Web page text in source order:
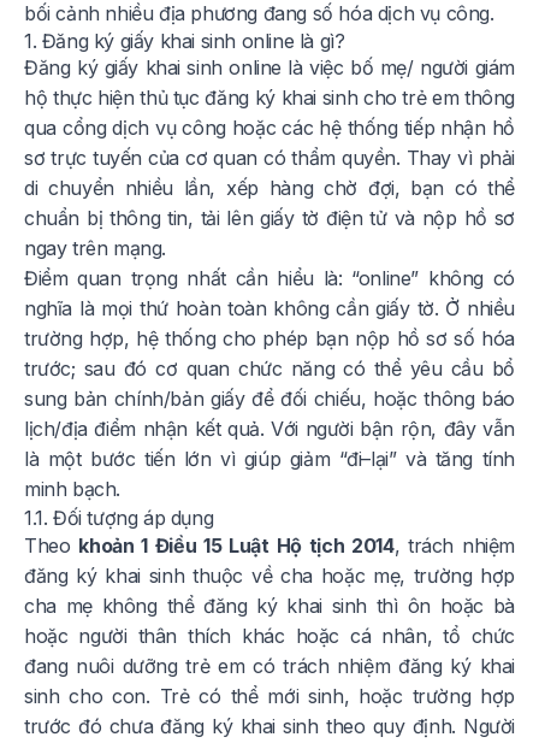
bối cảnh nhiều địa phương đang số hóa dịch vụ công.
1. Đăng ký giấy khai sinh online là gì?
Đăng ký giấy khai sinh online là việc bố mẹ/ người giám
hộ thực hiện thủ tục đăng ký khai sinh cho trẻ em thông
qua cổng dịch vụ công hoặc các hệ thống tiếp nhận hồ
sơ trực tuyến của cơ quan có thẩm quyền. Thay vì phải
di chuyển nhiều lần, xếp hàng chờ đợi, bạn có thể
chuẩn bị thông tin, tải lên giấy tờ điện tử và nộp hồ sơ
ngay trên mạng.
Điểm quan trọng nhất cần hiểu là: “online” không có
nghĩa là mọi thứ hoàn toàn không cần giấy tờ. Ở nhiều
trường hợp, hệ thống cho phép bạn nộp hồ sơ số hóa
trước; sau đó cơ quan chức năng có thể yêu cầu bổ
sung bản chính/bản giấy để đối chiếu, hoặc thông báo
lịch/địa điểm nhận kết quả. Với người bận rộn, đây vẫn
là một bước tiến lớn vì giúp giảm “đi–lại” và tăng tính
minh bạch.
1.1. Đối tượng áp dụng
Theo khoản 1 Điều 15 Luật Hộ tịch 2014, trách nhiệm
đăng ký khai sinh thuộc về cha hoặc mẹ, trường hợp
cha mẹ không thể đăng ký khai sinh thì ôn hoặc bà
hoặc người thân thích khác hoặc cá nhân, tổ chức
đang nuôi dưỡng trẻ em có trách nhiệm đăng ký khai
sinh cho con. Trẻ có thể mới sinh, hoặc trường hợp
trước đó chưa đăng ký khai sinh theo quy định. Người